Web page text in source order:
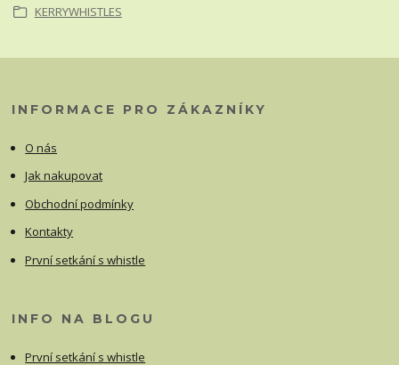
KERRYWHISTLES
INFORMACE PRO ZÁKAZNÍKY
O nás
Jak nakupovat
Obchodní podmínky
Kontakty
První setkání s whistle
INFO NA BLOGU
První setkání s whistle